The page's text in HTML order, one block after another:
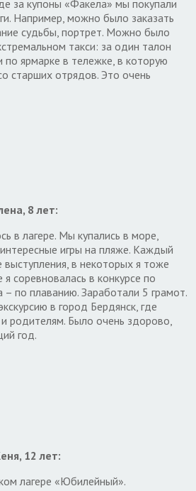
за купоны «Факела» мы покупали
Например, можно было заказать
судьбы, портрет. Можно было
такси: за один талон
по ярмарке в тележке, в которую
старших отрядов. Это очень
8лет:
в лагере. Мы купались в море,
игры на пляже. Каждый
в некоторых я тоже
соревновалась в конкурсе по
по плаванию. Заработали 5 грамот.
в город Бердянск, где
родителям. Было очень здорово,
год.
12 лет:
лагере «Юбилейный».